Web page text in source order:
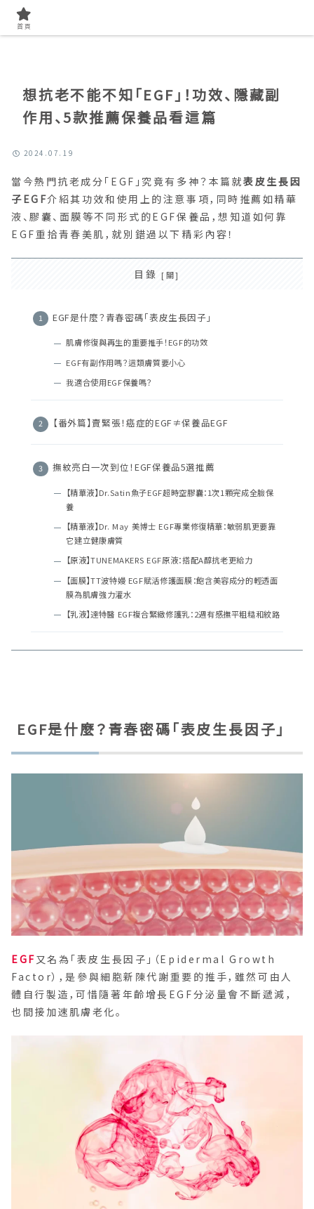
想抗老不能不知「EGF」！功效、隱藏副
作用、5款推薦保養品看這篇
2024.07.19
當今熱門抗老成分「EGF」究竟有多神？本篇就表皮生長因
子EGF介紹其功效和使用上的注意事項，同時推薦如精華
液、膠囊、面膜等不同形式的EGF保養品，想知道如何靠
EGF重拾青春美肌，就別錯過以下精彩內容！
目錄
EGF是什麼？青春密碼「表皮生長因子」
肌膚修復與再生的重要推手！EGF的功效
EGF有副作用嗎？這類膚質要小心
我適合使用EGF保養嗎？
【番外篇】賣緊張！癌症的EGF≠保養品EGF
撫紋亮白一次到位！EGF保養品5選推薦
【精華液】Dr.Satin魚子EGF超時空膠囊：1次1顆完成全臉保
養
【精華液】Dr. May 美博士 EGF專業修復精華：敏弱肌更要靠
它建立健康膚質
【原液】TUNEMAKERS EGF原液：搭配A醇抗老更給力
【面膜】TT波特嫚 EGF賦活修護面膜：飽含美容成分的輕透面
膜為肌膚強力灌水
【乳液】達特醫 EGF複合緊緻修護乳：2週有感撫平粗糙和紋路
EGF是什麼？青春密碼「表皮生長因子」
EGF又名為「表皮生長因子」（Epidermal Growth
Factor），是參與細胞新陳代謝重要的推手，雖然可由人
體自行製造，可惜隨著年齡增長EGF分泌量會不斷遞減，
也間接加速肌膚老化。
首頁